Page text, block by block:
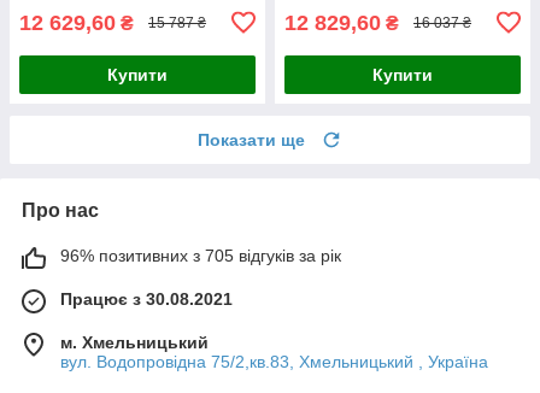
12 629,60 ₴ 15 787 ₴
Купити
12 829,60 ₴ 16 037 ₴
Купити
Показати ще
Про нас
96% позитивних з 705 відгуків за рік
Працює з 30.08.2021
м. Хмельницький
вул. Водопровідна 75/2,кв.83, Хмельницький , Україна